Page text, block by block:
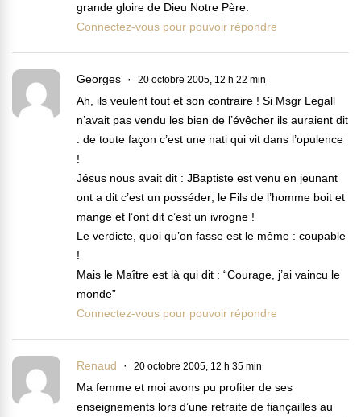
grande gloire de Dieu Notre Père.
Connectez-vous pour pouvoir répondre
Georges 20 octobre 2005, 12 h 22 min
Ah, ils veulent tout et son contraire ! Si Msgr Legall
n’avait pas vendu les bien de l’évêcher ils auraient dit
: de toute façon c’est une nati qui vit dans l’opulence
!
Jésus nous avait dit : JBaptiste est venu en jeunant
ont a dit c’est un posséder; le Fils de l’homme boit et
mange et l’ont dit c’est un ivrogne !
Le verdicte, quoi qu’on fasse est le même : coupable
!
Mais le Maître est là qui dit : “Courage, j’ai vaincu le
monde”
Connectez-vous pour pouvoir répondre
Renaud 20 octobre 2005, 12 h 35 min
Ma femme et moi avons pu profiter de ses
enseignements lors d’une retraite de fiançailles au